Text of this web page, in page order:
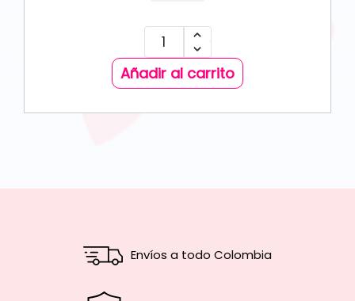
Añadir al carrito
Envíos a todo Colombia